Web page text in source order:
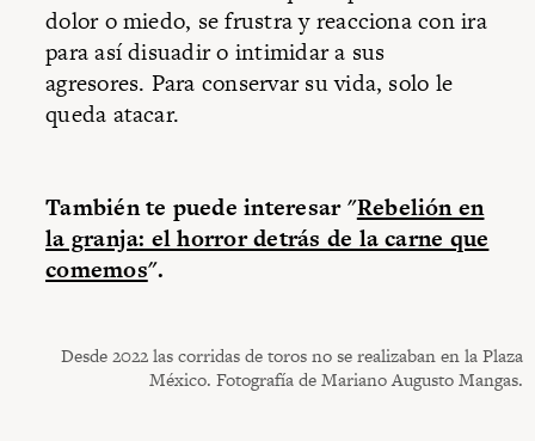
dolor o miedo, se frustra y reacciona con ira
para así disuadir o intimidar a sus
agresores. Para conservar su vida, solo le
queda atacar.
También te puede interesar "Rebelión en
la granja: el horror detrás de la carne que
comemos".
Desde 2022 las corridas de toros no se realizaban en la Plaza
México. Fotografía de Mariano Augusto Mangas.